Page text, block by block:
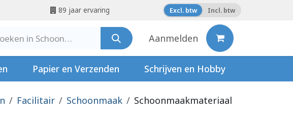
89 jaar ervaring Excl. btw Incl. btw
Aanmelden
Papier en Verzenden Schrijven en Hobby
Facilitair Schoonmaak Schoonmaakmateriaal